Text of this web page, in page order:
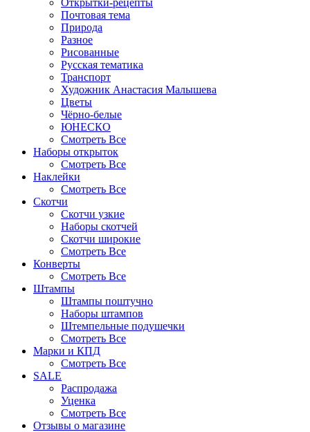
Открытки-рецепты
Почтовая тема
Природа
Разное
Рисованные
Русская тематика
Транспорт
Художник Анастасия Малышева
Цветы
Чёрно-белые
ЮНЕСКО
Смотреть Все
Наборы открыток
Смотреть Все
Наклейки
Смотреть Все
Скотчи
Скотчи узкие
Наборы скотчей
Скотчи широкие
Смотреть Все
Конверты
Смотреть Все
Штампы
Штампы поштучно
Наборы штампов
Штемпельные подушечки
Смотреть Все
Марки и КПД
Смотреть Все
SALE
Распродажа
Уценка
Смотреть Все
Отзывы о магазине